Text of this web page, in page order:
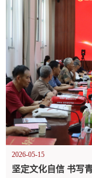
2026-05-15